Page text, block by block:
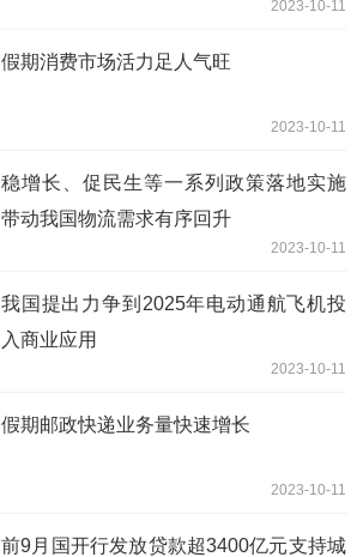
2023-10-11
假期消费市场活力足人气旺
2023-10-11
稳增长、促民生等一系列政策落地实施
带动我国物流需求有序回升
2023-10-11
我国提出力争到2025年电动通航飞机投
入商业应用
2023-10-11
假期邮政快递业务量快速增长
2023-10-11
前9月国开行发放贷款超3400亿元支持城